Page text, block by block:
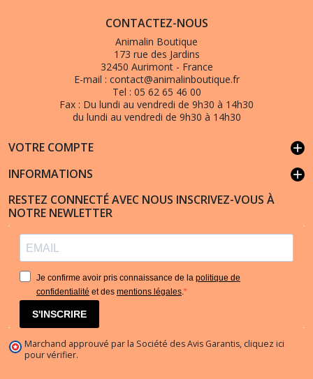
(1 avis)
CONTACTEZ-NOUS
Animalin Boutique
173 rue des Jardins
32450 Aurimont - France
E-mail : contact@animalinboutique.fr
Tel : 05 62 65 46 00
Fax : Du lundi au vendredi de 9h30 à 14h30
du lundi au vendredi de 9h30 à 14h30
VOTRE COMPTE add
INFORMATIONS add
RESTEZ CONNECTÉ AVEC NOUS INSCRIVEZ-VOUS À
NOTRE NEWLETTER
Je confirme avoir pris connaissance de la politique de
confidentialité et des mentions légales.
S'INSCRIRE
Marchand approuvé par la Société des Avis Garantis, cliquez ici
pour vérifier.